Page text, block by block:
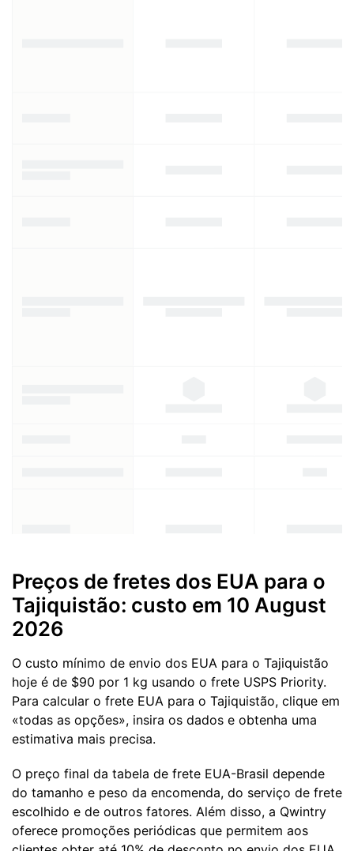
Preços de fretes dos EUA para o
Tajiquistão: custo em 10 August
2026
O custo mínimo de envio dos EUA para o Tajiquistão
hoje é de $90 por 1 kg usando o frete USPS Priority.
Para calcular o frete EUA para o Tajiquistão, clique em
«todas as opções», insira os dados e obtenha uma
estimativa mais precisa.
O preço final da tabela de frete EUA-Brasil depende
do tamanho e peso da encomenda, do serviço de frete
escolhido e de outros fatores. Além disso, a Qwintry
oferece promoções periódicas que permitem aos